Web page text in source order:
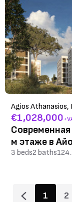
Agios Athanasios,
€1,028,000
м этаже в
3 beds2 baths
1 2